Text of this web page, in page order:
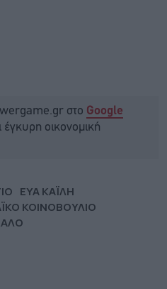
στο Google
έγκυρη οικονομική
ΕΥΑ ΚΑΪΛΗ
ΚΟΙΝΟΒΟΥΛΙΟ